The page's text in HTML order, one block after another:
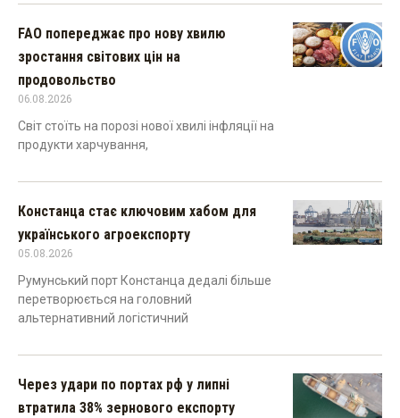
FAO попереджає про нову хвилю
зростання світових цін на
продовольство
06.08.2026
Світ стоїть на порозі нової хвилі інфляції на
продукти харчування,
Констанца стає ключовим хабом для
українського агроекспорту
05.08.2026
Румунський порт Констанца дедалі більше
перетворюється на головний
альтернативний логістичний
Через удари по портах рф у липні
втратила 38% зернового експорту